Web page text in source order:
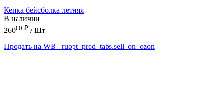
Кепка бейсболка летняя
В наличии
26000 ₽ / Шт
Продать на WB
_ruopt_prod_tabs.sell_on_ozon